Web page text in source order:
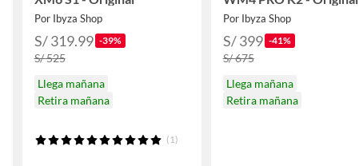
Por Ibyza Shop
S/ 319.99 -39%
S/ 525
Llega mañana
Retira mañana
(1)
Por Ibyza Shop
S/ 399 -41%
S/ 675
Llega mañana
Retira mañana